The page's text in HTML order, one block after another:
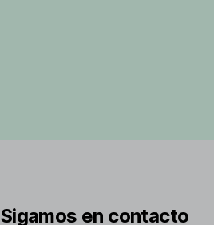
Sigamos en contacto